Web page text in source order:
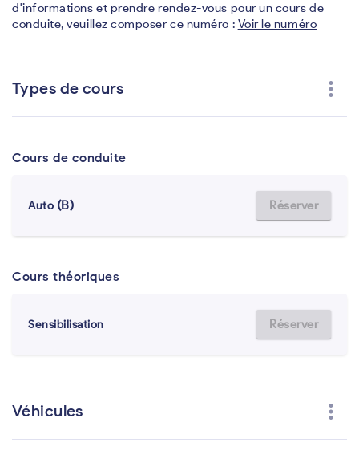
d'informations et prendre rendez-vous pour un cours de
conduite, veuillez composer ce numéro : Voir le numéro
Types de cours more_vert
Cours de conduite
Auto (B) Réserver
Cours théoriques
Sensibilisation Réserver
Véhicules more_vert